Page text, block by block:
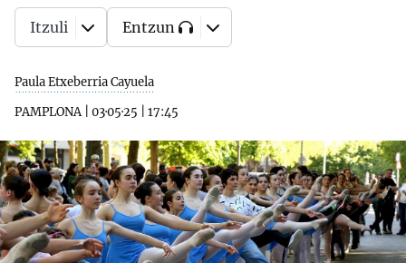
Paula Etxeberria Cayuela
PAMPLONA| 03·05·25 17:45
Itzuli Entzun